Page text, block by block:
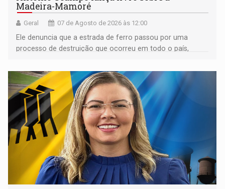
Madeira-Mamoré
Geral 07 de Agosto de 2026 às 12:00
Ele denuncia que a estrada de ferro passou por uma
processo de destruição que ocorreu em todo o país,